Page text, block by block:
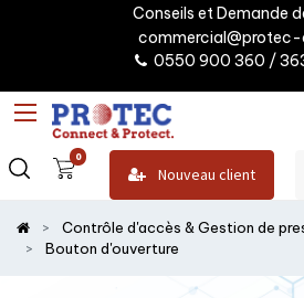
Conseils et Demande
0550 900 360 /
0
Nouveau client
Contrôle d'accès & Gestion de
Bouton d'ouverture